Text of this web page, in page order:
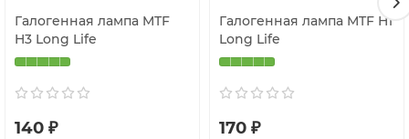
Галогенная лампа MTF
H3 Long Life
140 ₽
Галогенная лампа MTF H1
Long Life
170 ₽